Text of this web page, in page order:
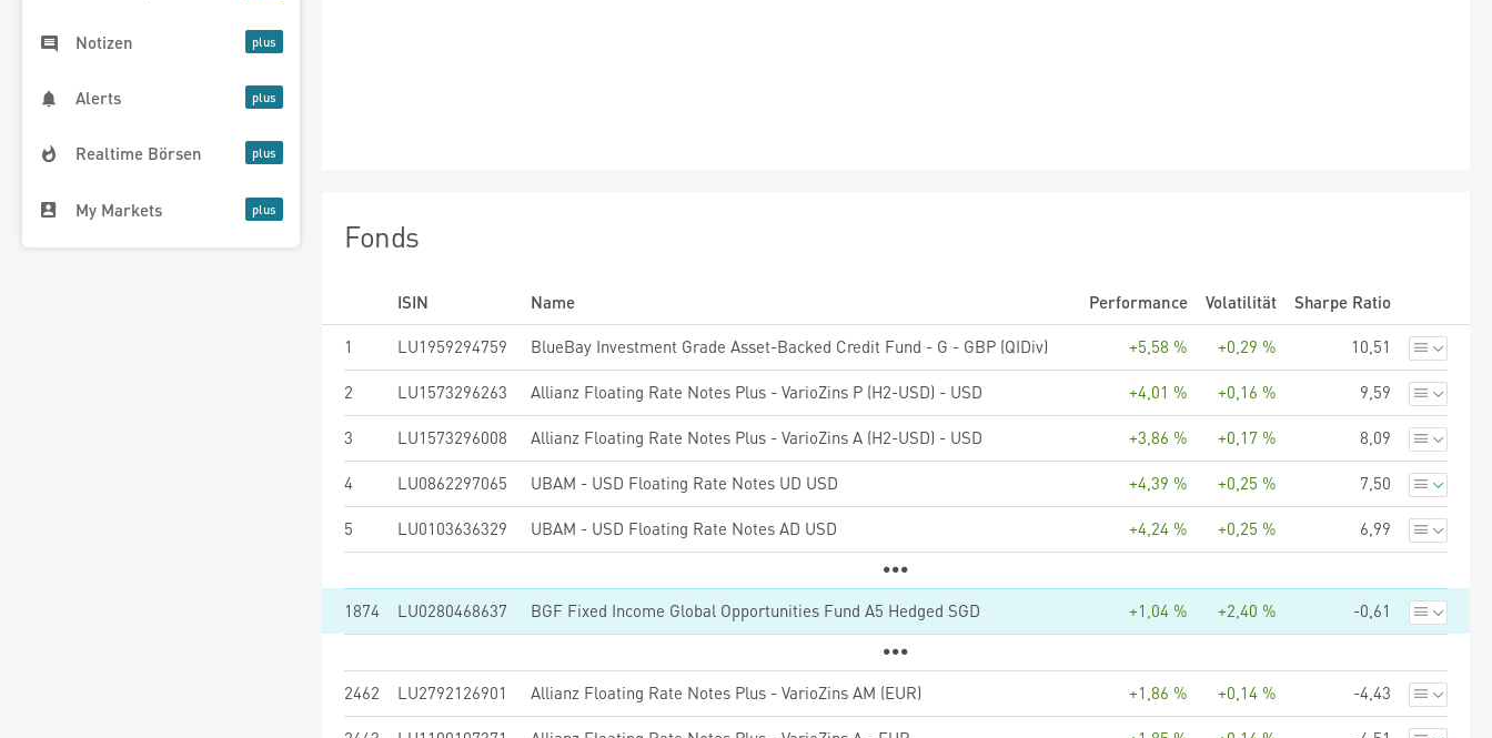
Notizen
Alerts
Realtime Börsen
My Markets
Fonds
ISIN Name Performance Volatilität
Sharpe Ratio
1
LU1959294759 BlueBay Investment Grade Asset-Backed Credit Fund - G - GBP (QIDiv) +5,58 % +0,29 % 10,51
2 LU1573296263 Allianz Floating Rate Notes Plus - VarioZins P (H2-USD) - USD +4,01 % +0,16 % 9,59
3 LU1573296008 Allianz Floating Rate Notes Plus - VarioZins A (H2-USD) - USD +3,86 % +0,17 % 8,09
4 LU0862297065 UBAM - USD Floating Rate Notes UD USD +4,39 % +0,25 % 7,50
5 LU0103636329 UBAM - USD Floating Rate Notes AD USD +4,24 % +0,25 % 6,99
1874 LU0280468637 BGF Fixed Income Global Opportunities Fund A5 Hedged SGD +1,04 % +2,40 % -0,61
2462 LU2792126901 Allianz Floating Rate Notes Plus - VarioZins AM (EUR) +1,86 % +0,14 % -4,43